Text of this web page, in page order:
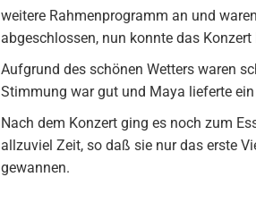
weitere Rahmenprogramm an und
abgeschlossen, nun konnte das Konzert
Aufgrund des schönen Wetters waren
Stimmung war gut und Maya lieferte
Nach dem Konzert ging es noch zum
allzuviel Zeit, so daß sie nur das erste
gewannen.